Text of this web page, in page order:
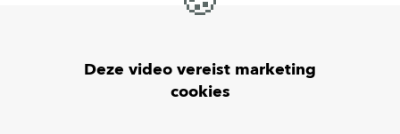
Deze video vereist marketing
cookies